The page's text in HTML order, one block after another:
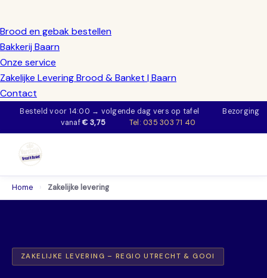
Brood en gebak bestellen
Bakkerij Baarn
Onze service
Zakelijke Levering Brood & Banket | Baarn
Contact
Besteld voor 14:00 → volgende dag vers op tafel
Bezorging
vanaf€ 3,75 Tel: 035 303 71 40
Home › Zakelijke levering
ZAKELIJKE LEVERING – REGIO UTRECHT & GOOI